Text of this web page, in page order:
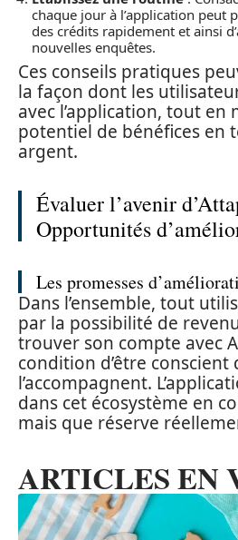
chaque jour à l’application peut
des crédits rapidement et ainsi
nouvelles enquêtes.
Ces conseils pratiques
la façon dont les
avec l’application, tout en
potentiel de bénéfices en
argent.
Évaluer l’avenir
Opportunités
Les promesses
Dans l’ensemble, tout
par la possibilité de
trouver son compte avec
condition d’être conscient
l’accompagnent.
dans cet écosystème en
mais que réserve
ARTICLES EN